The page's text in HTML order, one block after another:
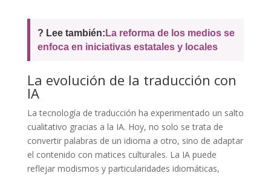
? Lee también: La reforma de los medios se
enfoca en iniciativas estatales y locales
La evolución de la traducción con
IA
La tecnología de traducción ha experimentado un salto
cualitativo gracias a la IA. Hoy, no solo se trata de
convertir palabras de un idioma a otro, sino de adaptar
el contenido con matices culturales. La IA puede
reflejar modismos y particularidades idiomáticas,